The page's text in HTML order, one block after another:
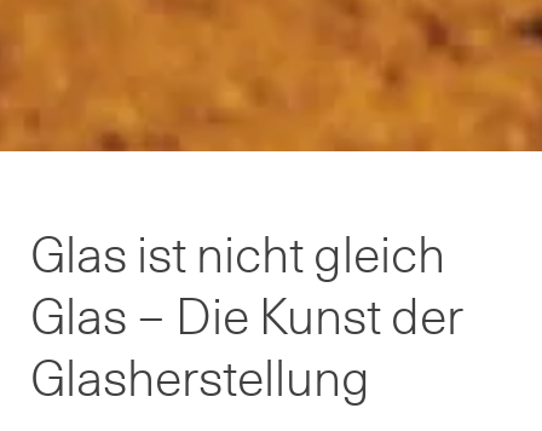
Glas ist nicht gleich
Glas – Die Kunst der
Glasherstellung